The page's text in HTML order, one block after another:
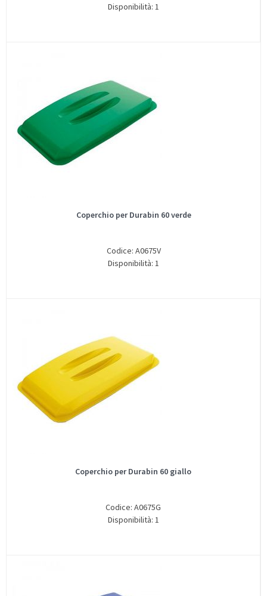
Disponibilità: 1
Coperchio per Durabin 60 verde
Codice: A0675V
Disponibilità: 1
Coperchio per Durabin 60 giallo
Codice: A0675G
Disponibilità: 1